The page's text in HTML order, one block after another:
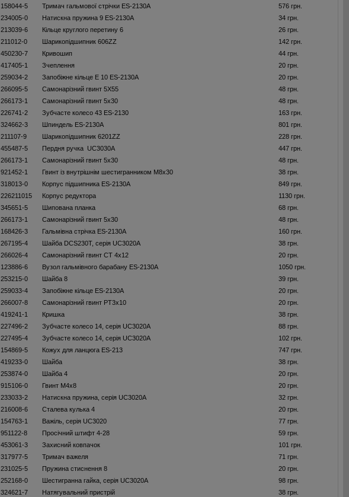
158044-5 Тримач гальмової стрічки ES-2130A
576 грн.
234005-0 Натискна пружина 9 ES-2130A
34 грн.
213039-6 Кільце круглого перетину 6
26 грн.
211012-0 Шарикопідшипник 606ZZ
142 грн.
450230-7 Кривошип
44 грн.
417405-1 Зчеплення
20 грн.
259034-2 Запобіжне кільце E 10 ES-2130A
20 грн.
266095-5 Самонарізний гвинт 5X55
48 грн.
266173-1 Самонарізний гвинт 5x30
48 грн.
226741-2 Зубчасте колесо 43 ES-2130
163 грн.
324662-3 Шпиндель ES-2130A
801 грн.
211107-9 Шарикопідшипник 6201ZZ
228 грн.
455487-5 Пердня ручка UC3030A
447 грн.
266173-1 Самонарізний гвинт 5x30
48 грн.
921452-1 Гвинт із внутрішнім шестигранником M8x30
38 грн.
318013-0 Корпус підшипника ES-2130A
849 грн.
226211015 Корпус редуктора
1130 грн.
345651-5 Шипована планка
68 грн.
266173-1 Самонарізний гвинт 5x30
48 грн.
168426-3 Гальмівна стрічка ES-2130A
160 грн.
267195-4 Шайба DCS230T, серія UC3020A
38 грн.
266026-4 Самонарізний гвинт CT 4x12
20 грн.
123886-6 Вузол гальмівного барабану ES-2130A
1050 грн.
253215-0 Шайба 8
39 грн.
259033-4 Запобіжне кільце ES-2130A
20 грн.
266007-8 Самонарізний гвинт PT3x10
20 грн.
419241-1 Кришка
38 грн.
227496-2 Зубчасте колесо 14, серія UC3020A
88 грн.
227495-4 Зубчасте колесо 14, серія UC3020A
102 грн.
154869-5 Кожух для ланцюга ES-213
747 грн.
419233-0 Шайба
38 грн.
253874-0 Шайба 4
20 грн.
915106-0 Гвинт М4х8
20 грн.
233033-2 Натискна пружина, серія UC3020А
32 грн.
216008-6 Сталева кулька 4
20 грн.
154763-1 Важіль, серія UC3020
77 грн.
951122-8 Просічний штифт 4-28
59 грн.
453061-3 Захисний ковпачок
101 грн.
317977-5 Тримач важеля
71 грн.
231025-5 Пружина стиснення 8
20 грн.
252168-0 Шестигранна гайка, серія UC3020А
98 грн.
324621-7 Натягувальний пристрій 38 грн.